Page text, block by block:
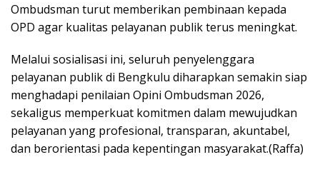
Ombudsman turut memberikan pembinaan kepada
OPD agar kualitas pelayanan publik terus meningkat.
Melalui sosialisasi ini, seluruh penyelenggara
pelayanan publik di Bengkulu diharapkan semakin siap
menghadapi penilaian Opini Ombudsman 2026,
sekaligus memperkuat komitmen dalam mewujudkan
pelayanan yang profesional, transparan, akuntabel,
dan berorientasi pada kepentingan masyarakat.(Raffa)